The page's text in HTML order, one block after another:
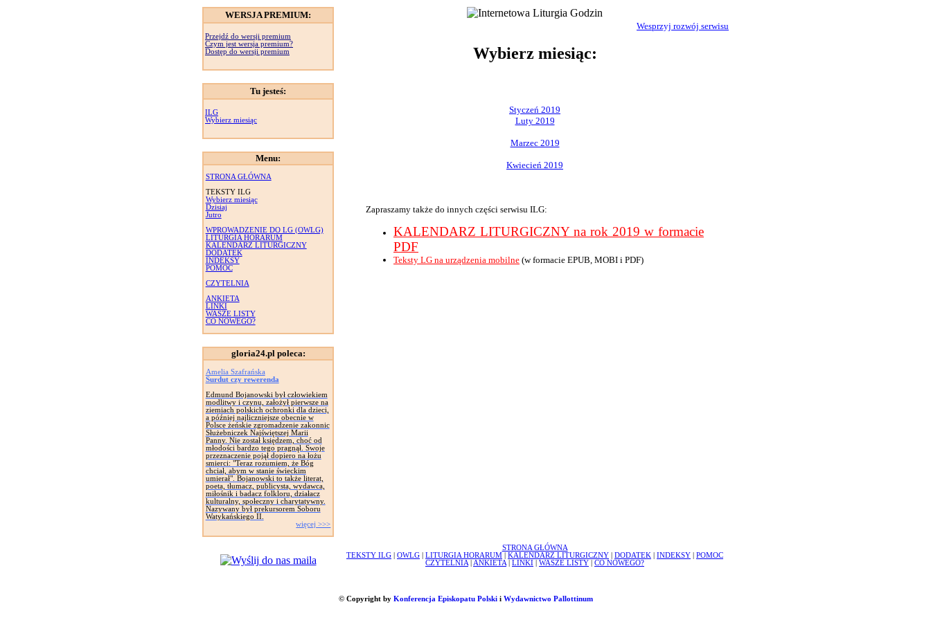
WERSJA PREMIUM:
Przejdź do wersji premium
Czym jest wersja premium?
Dostęp do wersji premium
Tu jesteś:
ILG
Wybierz miesiąc
Menu:
STRONA GŁÓWNA
TEKSTY ILG
Wybierz miesiąc
Dzisiaj
Jutro
WPROWADZENIE DO LG (OWLG)
LITURGIA HORARUM
KALENDARZ LITURGICZNY
DODATEK
INDEKSY
POMOC
CZYTELNIA
ANKIETA
LINKI
WASZE LISTY
CO NOWEGO?
gloria24.pl poleca:
Amelia Szafrańska
Surdut czy rewerenda
Edmund Bojanowski był człowiekiem
modlitwy i czynu, założył pierwsze na
ziemiach polskich ochronki dla dzieci,
a później najliczniejsze obecnie w
Polsce żeńskie zgromadzenie zakonnic
Służebniczek Najświętszej Marii
Panny. Nie został księdzem, choć od
młodości bardzo tego pragnął. Swoje
przeznaczenie pojął dopiero na łożu
smierci: "Teraz rozumiem, że Bóg
chciał, abym w stanie świeckim
umierał". Bojanowski to także literat,
poeta, tłumacz, publicysta, wydawca,
miłośnik i badacz folkloru, działacz
kulturalny, społeczny i charytatywny.
Nazywany był prekursorem Soboru
Watykańskiego II.
więcej >>>
Wesprzyj rozwój serwisu
Wybierz miesiąc:
Styczeń 2019
Luty 2019
Marzec 2019
Kwiecień 2019
Zapraszamy także do innych części serwisu ILG:
KALENDARZ LITURGICZNY na rok 2019 w formacie
PDF
Teksty LG na urządzenia mobilne (w formacie EPUB, MOBI i PDF)
STRONA GŁÓWNA
TEKSTY ILG
OWLG LITURGIA HORARUM KALENDARZ LITURGICZNY DODATEK INDEKSY
POMOC
CZYTELNIA
ANKIETA LINKI WASZE LISTY CO NOWEGO?
© Copyright by Konferencja Episkopatu Polskii Wydawnictwo Pallottinum